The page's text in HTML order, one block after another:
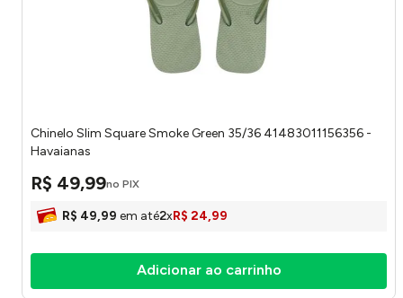
Chinelo Slim Square Smoke Green 35/36 41483011156356 -
Havaianas
R$ 49,99no PIX
R$ 49,99 em até2xR$ 24,99
Adicionar ao carrinho